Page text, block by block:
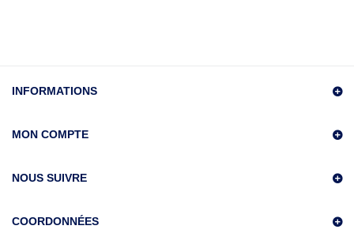
INFORMATIONS
MON COMPTE
NOUS SUIVRE
COORDONNÉES